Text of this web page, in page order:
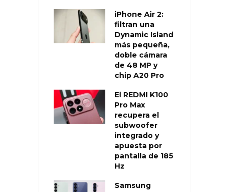
iPhone Air 2:
filtran una
Dynamic Island
más pequeña,
doble cámara
de 48 MP y
chip A20 Pro
El REDMI K100
Pro Max
recupera el
subwoofer
integrado y
apuesta por
pantalla de 185
Hz
Samsung